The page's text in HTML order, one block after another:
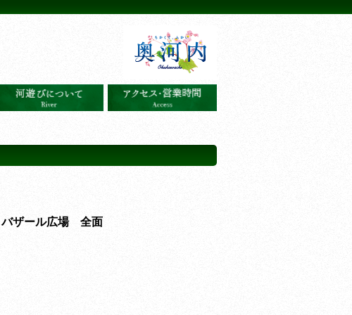
バザール広場 全面